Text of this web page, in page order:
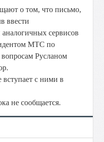
о том, что письмо,
ввести
сервисов
МТС по
Русланом
с ними в
не сообщается.